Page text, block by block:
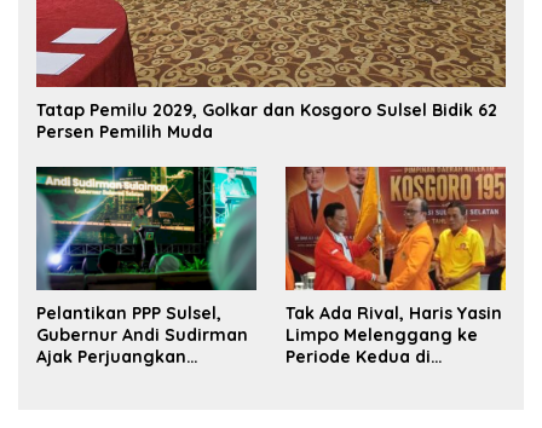
Tatap Pemilu 2029, Golkar dan Kosgoro Sulsel Bidik 62
Persen Pemilih Muda
Pelantikan PPP Sulsel,
Gubernur Andi Sudirman
Ajak Perjuangkan
Tak Ada Rival, Haris Yasin
Limpo Melenggang ke
Periode Kedua di